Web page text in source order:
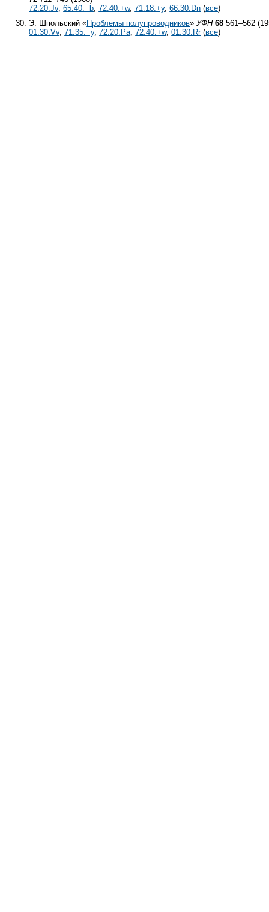
72.20.Jv,65.40.−b ,72.40.+w,71.18.+y,66.30.Dn (все)
Э. Шпольский «Проблемы полупроводников»УФН 68 561–562
01.30.Vv,71.35.−y,72.20.Pa ,72.40.+w,01.30.Rr(все)